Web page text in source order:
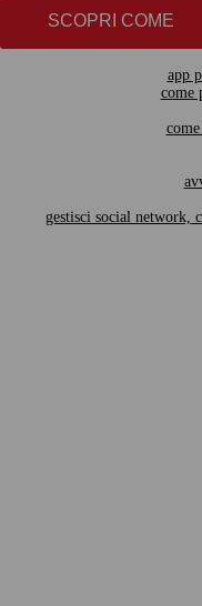
SCOPRI COME
app
come
gestisci social network,